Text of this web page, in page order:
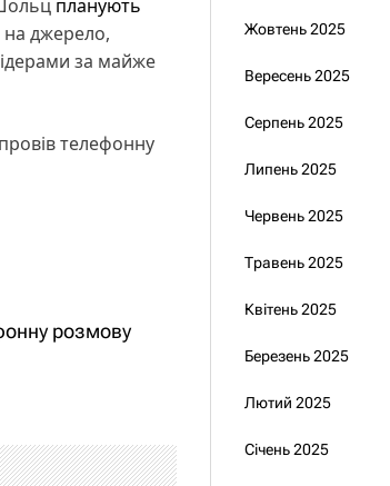
планують
джерело,
за майже
телефонну
розмову
Жовтень 2025
Вересень 2025
Серпень 2025
Липень 2025
Червень 2025
Травень 2025
Квітень 2025
Березень 2025
Лютий 2025
Січень 2025